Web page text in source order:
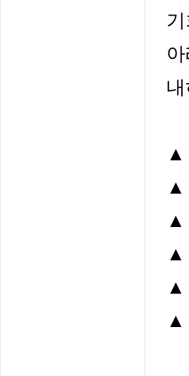
▲
▲
▲
▲
▲
▲